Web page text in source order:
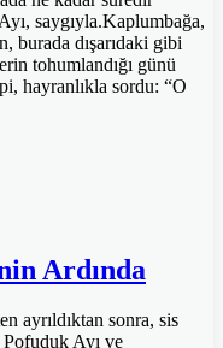
saygıyla.Kaplumbağa,
burada dışarıdaki gibi
tohumlandığı günü
hayranlıkla sordu: “O
Ardında
ayrıldıktan sonra, sis
Ayı ve